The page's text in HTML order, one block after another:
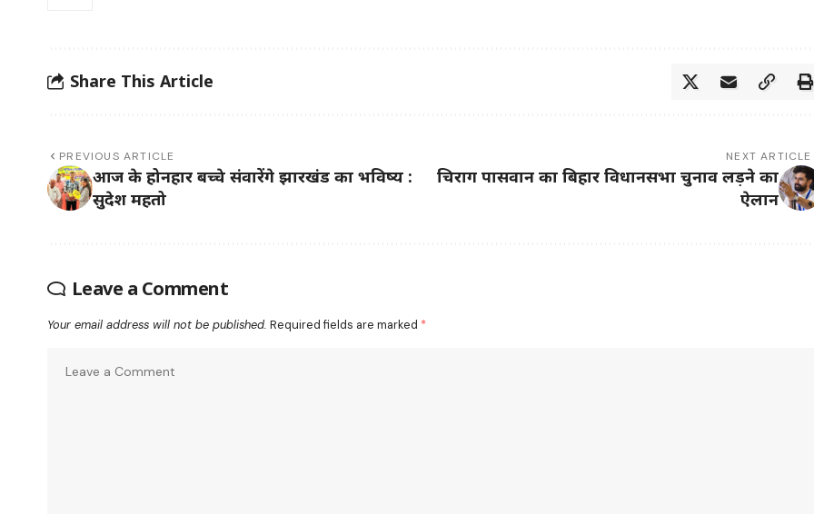
Share This Article
PREVIOUS ARTICLE
आज के होनहार बच्चे संवारेंगे झारखंड का भविष्य :
सुदेश महतो
NEXT ARTICLE
चिराग पासवान का बिहार विधानसभा चुनाव लड़ने का
ऐलान
Leave a Comment
Your email address will not be published. Required fields are marked *